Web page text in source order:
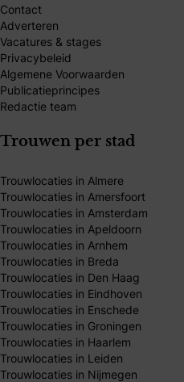
Contact
Adverteren
Vacatures & stages
Privacybeleid
Algemene Voorwaarden
Publicatieprincipes
Redactie team
Trouwen per stad
Trouwlocaties in Almere
Trouwlocaties in Amersfoort
Trouwlocaties in Amsterdam
Trouwlocaties in Apeldoorn
Trouwlocaties in Arnhem
Trouwlocaties in Breda
Trouwlocaties in Den Haag
Trouwlocaties in Eindhoven
Trouwlocaties in Enschede
Trouwlocaties in Groningen
Trouwlocaties in Haarlem
Trouwlocaties in Leiden
Trouwlocaties in Nijmegen